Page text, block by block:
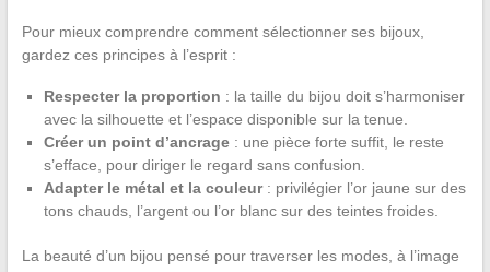
Pour mieux comprendre comment sélectionner ses bijoux,
gardez ces principes à l’esprit :
Respecter la proportion : la taille du bijou doit s’harmoniser
avec la silhouette et l’espace disponible sur la tenue.
Créer un point d’ancrage: une pièce forte suffit, le reste
s’efface, pour diriger le regard sans confusion.
Adapter le métal et la couleur: privilégier l’or jaune sur des
tons chauds, l’argent ou l’or blanc sur des teintes froides.
La beauté d’un bijou pensé pour traverser les modes, à l’image